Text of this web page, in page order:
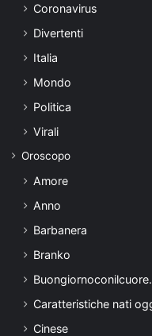
Coronavirus
Divertenti
Italia
Mondo
Politica
Virali
Oroscopo
Amore
Anno
Barbanera
Branko
Caratteristiche nati
Cinese